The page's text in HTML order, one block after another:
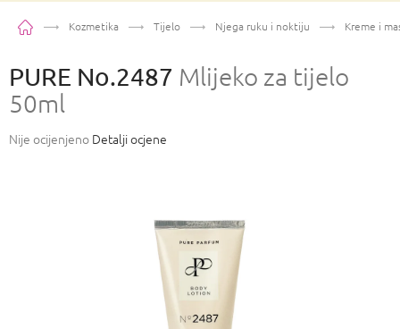
PočetnaKozmetika Tijelo Njega ruku i noktiju Kreme i
PURE No.2487 Mlijeko za tijelo
50ml
Prosječna
Nije ocijenjeno Detalji ocjene